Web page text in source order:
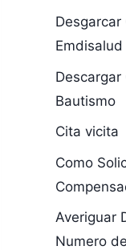
Emdisalud
Bautismo
Cita vicita
Como
Averiguar
Numero